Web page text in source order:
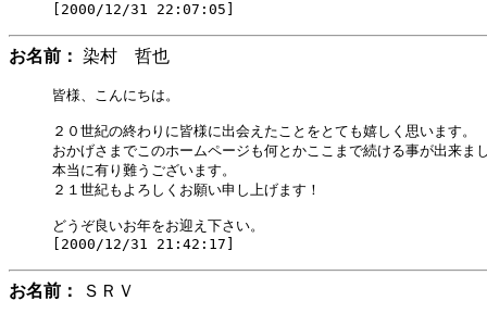
お名前： 染村 哲也
皆様、こんにちは。
２０世紀の終わりに皆様に出会えたことをとても嬉しく思います。
おかげさまでこのホームページも何とかここまで続ける事が出来ま
本当に有り難うございます。
２１世紀もよろしくお願い申し上げます！
どうぞ良いお年をお迎え下さい。
お名前： ＳＲＶ